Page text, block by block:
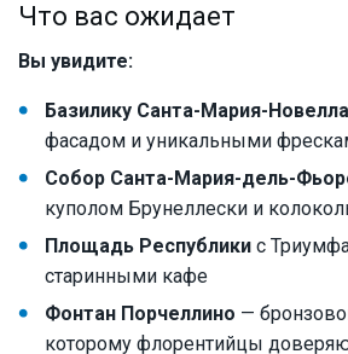
Что вас ожидает
Вы увидите:
Базилику Санта-Мария-Новелла
фасадом и уникальными
Собор Санта-Мария-дель-
куполом Брунеллески и
Площадь Республики с
старинными кафе
Фонтан Порчеллино —
которому флорентийцы